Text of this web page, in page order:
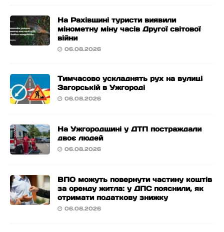
На Рахівщині туристи виявили
мінометну міну часів Другої світової
війни
06.08.2026
Тимчасово ускладнять рух на вулиці
Загорській в Ужгороді
06.08.2026
На Ужгородщині у ДТП постраждали
двоє людей
06.08.2026
ВПО можуть повернути частину коштів
за оренду житла: у ДПС пояснили, як
отримати податкову знижку
06.08.2026